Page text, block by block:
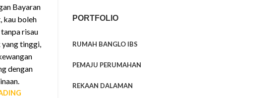
Bayaran
kau boleh
risau
tinggi,
dengan
PORTFOLIO
RUMAH BANGLO IBS
PEMAJU PERUMAHAN
REKAAN DALAMAN